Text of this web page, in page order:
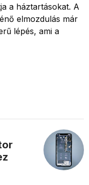
a háztartásokat. A
elmozdulás már
lépés, ami a